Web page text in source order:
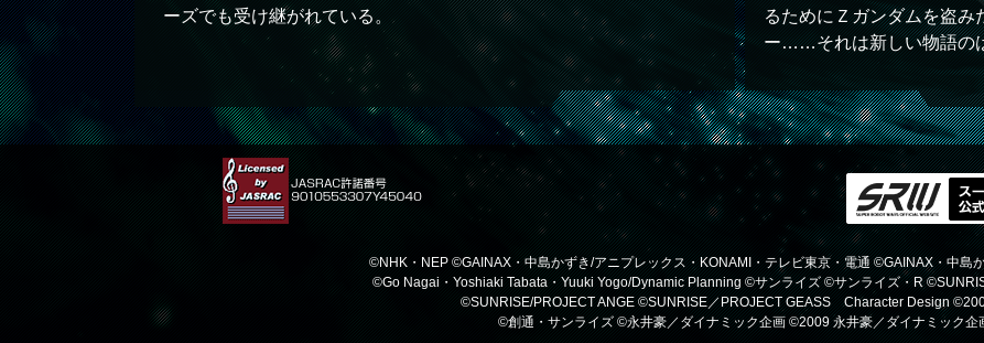
ーズでも受け継がれている。
るためにＺガンダムを盗み
ー……それは新しい物語の
©NHK・NEP ©GAINAX・中島かずき/アニプレックス・KONAMI・テレビ東京・電通 ©GAINAX・中島
©Go Nagai・Yoshiaki Tabata・Yuuki Yogo/Dynamic Planning ©サンライズ ©サンライズ・R
©SUNRISE/PROJECT ANGE ©SUNRISE／PROJECT GEASS Character Design
©創通・サンライズ ©永井豪／ダイナミック企画 ©2009 永井豪／ダイナミック企